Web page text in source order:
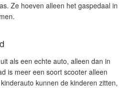
Ze hoeven alleen het gaspedaal in
als een echte auto, alleen dan in
is meer een soort scooter alleen
kunnen de kinderen zitten,